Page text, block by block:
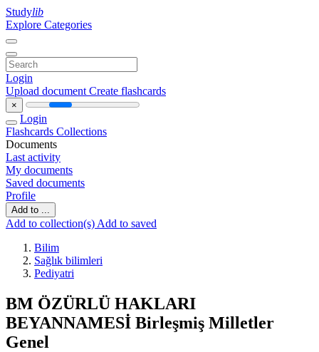
Studylib
Explore Categories
Login
Upload document Create flashcards
×
Login
Flashcards Collections
Documents
Last activity
My documents
Saved documents
Profile
Add to ...
Add to collection(s) Add to saved
Bilim
Sağlık bilimleri
Pediyatri
BM ÖZÜRLÜ HAKLARI
BEYANNAMESİ Birleşmiş Milletler
Genel